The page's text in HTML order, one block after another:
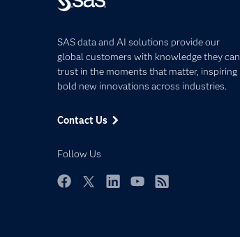
SAS data and AI solutions provide our
global customers with knowledge they can
trust in the moments that matter, inspiring
bold new innovations across industries.
Contact Us
Follow Us